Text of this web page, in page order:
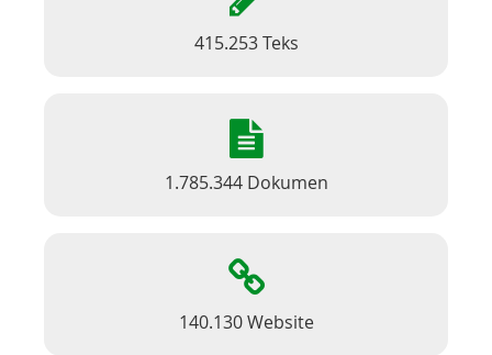
415.253 Teks
1.785.344 Dokumen
140.130 Website